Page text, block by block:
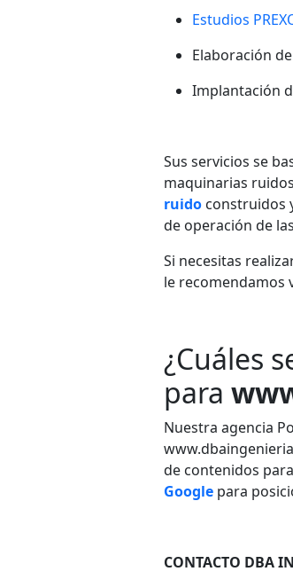
Estudios
Elaboración
Implantación
Sus servicios se
maquinarias
ruido construidos
de operación de
Si necesitas
le recomendamos
¿Cuáles
para
Nuestra agencia
de contenidos
Google para
CONTACTO DBA